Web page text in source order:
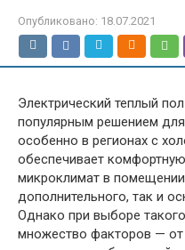
Опубликовано: 18.07.2021
Электрический теплый
популярным решением
особенно в регионах с
обеспечивает
микроклимат в
дополнительного, так и
Однако при выборе
множество факторов —